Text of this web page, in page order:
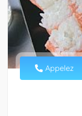
Appelez